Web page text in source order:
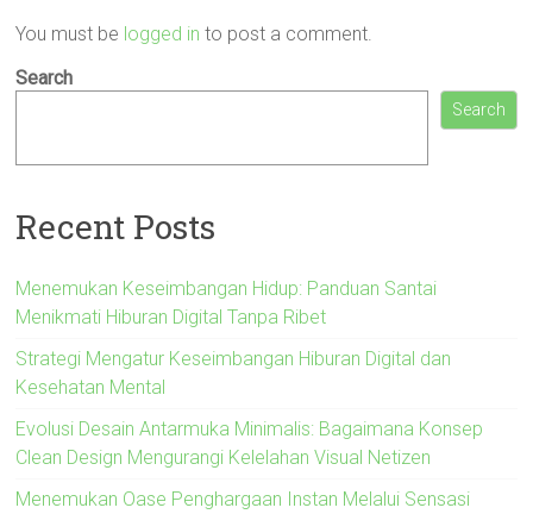
You must be logged in to post a comment.
Search
Search
Recent Posts
Menemukan Keseimbangan Hidup: Panduan Santai
Menikmati Hiburan Digital Tanpa Ribet
Strategi Mengatur Keseimbangan Hiburan Digital dan
Kesehatan Mental
Evolusi Desain Antarmuka Minimalis: Bagaimana Konsep
Clean Design Mengurangi Kelelahan Visual Netizen
Menemukan Oase Penghargaan Instan Melalui Sensasi